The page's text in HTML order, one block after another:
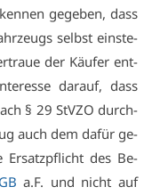
ge­ge­ben, dass
selbst ein­ste­
der Käu­fer ent­
dar­auf, dass
§ 29 StV­ZO durch­
auch dem da­für ge­
Er­satz­pflicht des Be­
a.F. und nicht auf